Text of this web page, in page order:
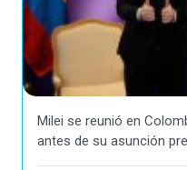
Milei se reunió en
antes de su asunción